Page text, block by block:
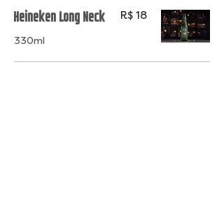
Heineken Long Neck
330ml
R$ 18